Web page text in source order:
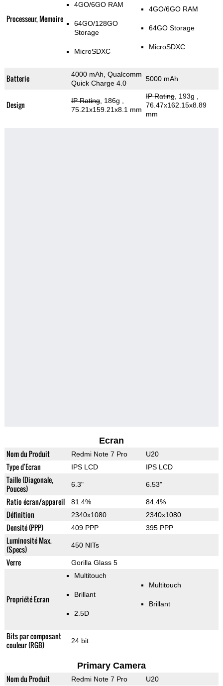
Processeur, Memoire
4GO/6GO RAM
64GO/128GO
Storage
MicroSDXC
4GO/6GO RAM
64GO Storage
MicroSDXC
Batterie
4000 mAh, Qualcomm
Quick Charge 4.0
5000 mAh
Design IP Rating, 186g
75.21x159.21x8.1 mm
IP Rating, 193g
76.47x162.15x8.89
mm
Ecran
Nom du Produit Redmi Note 7 Pro U20
Type d'Ecran IPS LCD IPS LCD
Taille (Diagonale,
Pouces)
6.3" 6.53"
Ratio écran/appareil 81.4% 84.4%
Définition 2340x1080 2340x1080
Densité (PPP) 409 PPP 395 PPP
Luminosité Max.
(Specs)
450 NITs
Verre Gorilla Glass 5
Propriété Ecran
Multitouch
Brillant
2.5D
Multitouch
Brillant
Bits par composant
couleur (RGB)
24 bit
Primary Camera
Nom du Produit Redmi Note 7 Pro U20